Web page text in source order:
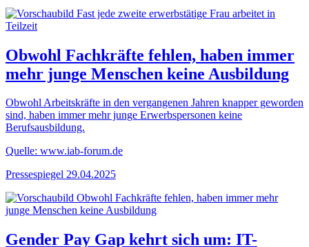
Obwohl Fachkräfte fehlen, haben immer
mehr junge Menschen keine Ausbildung
Obwohl Arbeitskräfte in den vergangenen Jahren knapper geworden
sind, haben immer mehr junge Erwerbspersonen keine
Berufsausbildung.
Quelle: www.iab-forum.de
Pressespiegel 29.04.2025
Gender Pay Gap kehrt sich um: IT-